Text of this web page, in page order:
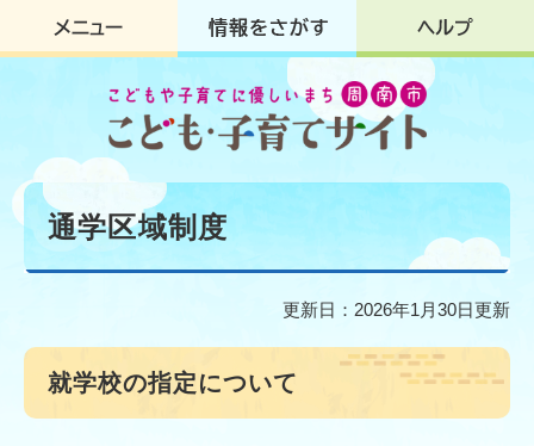
ジ
す
。
ュ
し
て
本
通学区域制度
更新日：2026年1月30日更新
就学校の指定について